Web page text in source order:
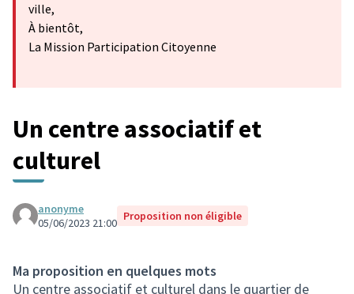
ville,
À bientôt,
La Mission Participation Citoyenne
Un centre associatif et
culturel
anonyme
05/06/2023 21:00 Proposition non éligible
Ma proposition en quelques mots
Un centre associatif et culturel dans le quartier de